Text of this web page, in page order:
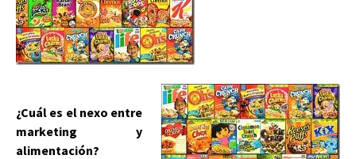
¿Cuál es el nexo entre
marketing y
alimentación?